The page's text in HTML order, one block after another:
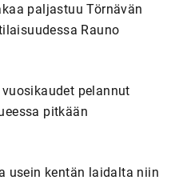
paljastuu Törnävän
Rauno
pelannut
pitkään
usein kentän laidalta niin